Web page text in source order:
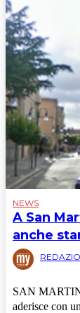
NEWS
A San
anche
SAN
aderisce con